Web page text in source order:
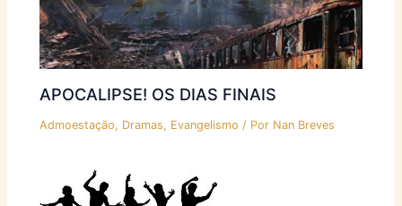
APOCALIPSE! OS DIAS FINAIS
Admoestação, Dramas, Evangelismo / Por Nan Breves